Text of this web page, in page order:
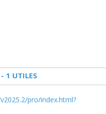
- 1 UTILES
pro/index.html?